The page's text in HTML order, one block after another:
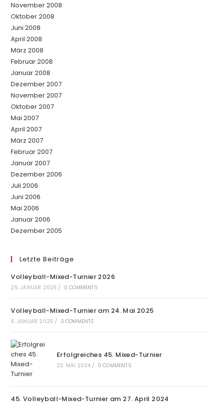
November 2008
Oktober 2008
Juni 2008
April 2008
März 2008
Februar 2008
Januar 2008
Dezember 2007
November 2007
Oktober 2007
Mai 2007
April 2007
März 2007
Februar 2007
Januar 2007
Dezember 2006
Juli 2006
Juni 2006
Mai 2006
Januar 2006
Dezember 2005
Letzte Beiträge
Volleyball-Mixed-Turnier 2026
25. JANUAR 2026 / 0 COMMENTS
Volleyball-Mixed-Turnier am 24. Mai 2025
5. JANUAR 2025 / 0 COMMENTS
Erfolgreiches 45. Mixed-Turnier
23. MAI 2024 / 0 COMMENTS
45. Volleyball-Mixed-Turnier am 27. April 2024